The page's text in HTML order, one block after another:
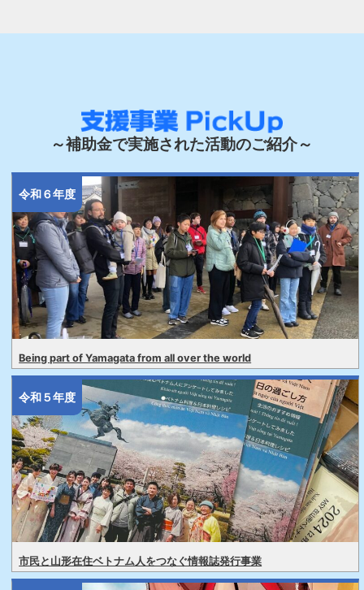
～補助金で実施された活動のご紹介～
令和６年度
Being part of Yamagata from all over the world
令和５年度
市民と山形在住ベトナム人をつなぐ情報誌発行事業